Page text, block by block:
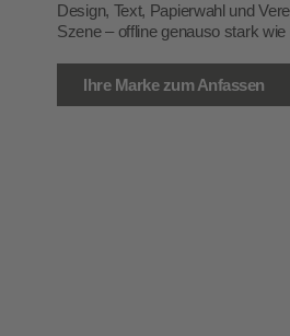
Design, Text, Papierwahl und
Szene – offline genauso stark wie
Ihre Marke zum Anfassen